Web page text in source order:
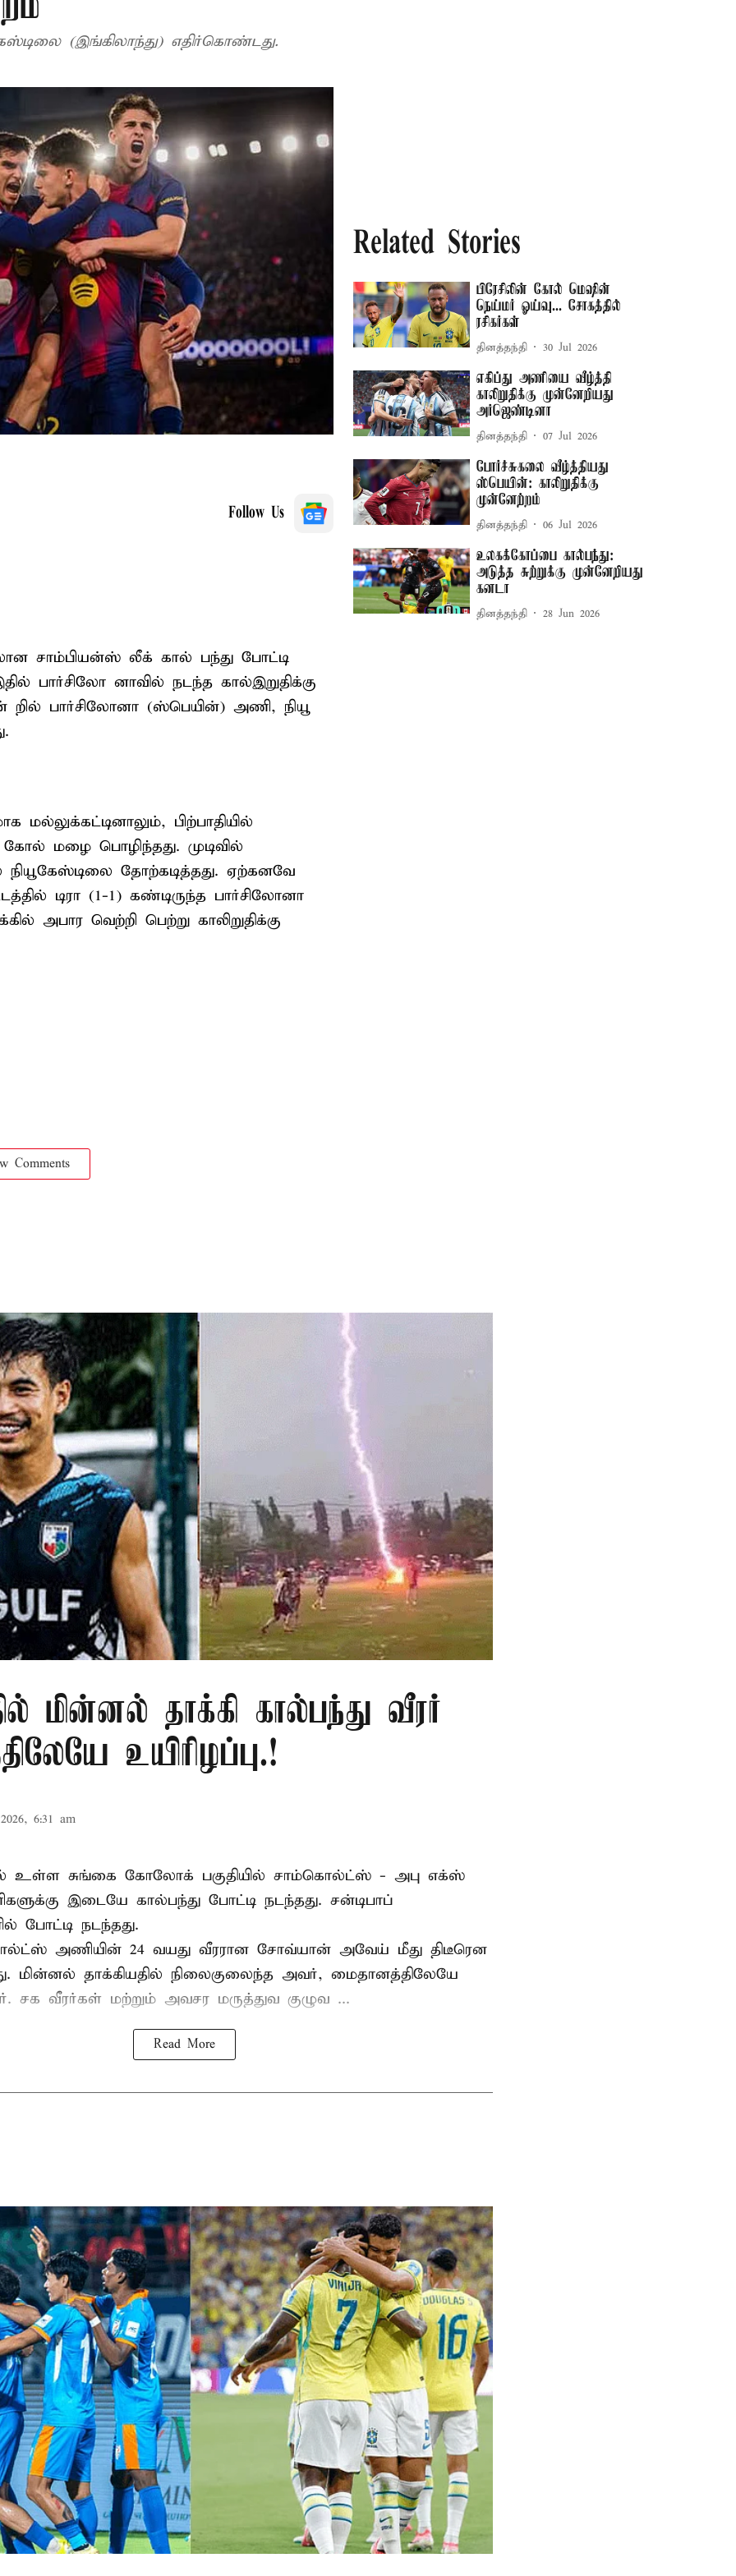
(இங்கிலாந்து) எதிர்கொண்டது.
Follow Us
சாம்பியன்ஸ் லீக் கால் பந்து போட்டி
பார்சிலோ னாவில் நடந்த கால்இறுதிக்கு
றில் பார்சிலோனா (ஸ்பெயின்) அணி, நியூ
மல்லுக்கட்டினாலும், பிற்பாதியில்
மழை பொழிந்தது. முடிவில்
தோற்கடித்தது. ஏற்கனவே
டிரா (1-1) கண்டிருந்த பார்சிலோனா
அபார வெற்றி பெற்று காலிறுதிக்கு
Comments
Related Stories
பிரேசிலின் கோல் மெஷின்
நெய்மர் ஓய்வு... சோகத்தில்
ரசிகர்கள்
தினத்தந்தி 30 Jul 2026
எகிப்து அணியை வீழ்த்தி
காலிறுதிக்கு முன்னேறியது
அர்ஜெண்டினா
தினத்தந்தி 07 Jul 2026
போர்ச்சுகலை வீழ்த்தியது
ஸ்பெயின்: காலிறுதிக்கு
முன்னேற்றம்
தினத்தந்தி 06 Jul 2026
உலகக்கோப்பை கால்பந்து:
அடுத்த சுற்றுக்கு முன்னேறியது
கனடா
தினத்தந்தி 28 Jun 2026
மின்னல் தாக்கி கால்பந்து வீரர்
உயிரிழப்பு.!
6:31 am
உள்ள சுங்கை கோலோக் பகுதியில் சாம்கொல்ட்ஸ் - அபு எக்ஸ்
இடையே கால்பந்து போட்டி நடந்தது. சன்டிபாப்
போட்டி நடந்தது.
அணியின் 24 வயது வீரரான சோவ்யான் அவேய் மீது திடீரென
மின்னல் தாக்கியதில் நிலைகுலைந்த அவர், மைதானத்திலேயே
சக வீரர்கள் மற்றும் அவசர மருத்துவ குழுவ ...
Read More